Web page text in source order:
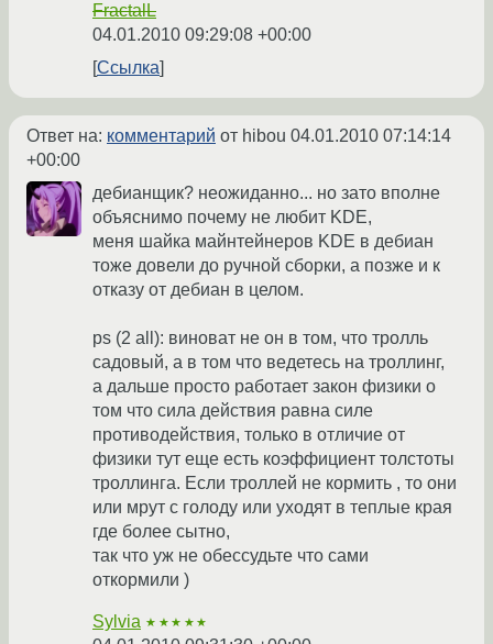
FractalL
04.01.2010 09:29:08 +00:00
Ссылка
Ответ на: комментарий от hibou 04.01.2010 07:14:14
+00:00
дебианщик? неожиданно... но зато вполне
объяснимо почему не любит KDE,
меня шайка майнтейнеров KDE в дебиан
тоже довели до ручной сборки, а позже и к
отказу от дебиан в целом.
ps (2 all): виноват не он в том, что тролль
садовый, а в том что ведетесь на троллинг,
а дальше просто работает закон физики о
том что сила действия равна силе
противодействия, только в отличие от
физики тут еще есть коэффициент толстоты
троллинга. Если троллей не кормить , то они
или мрут с голоду или уходят в теплые края
где более сытно,
так что уж не обессудьте что сами
откормили )
Sylvia ★★★★★